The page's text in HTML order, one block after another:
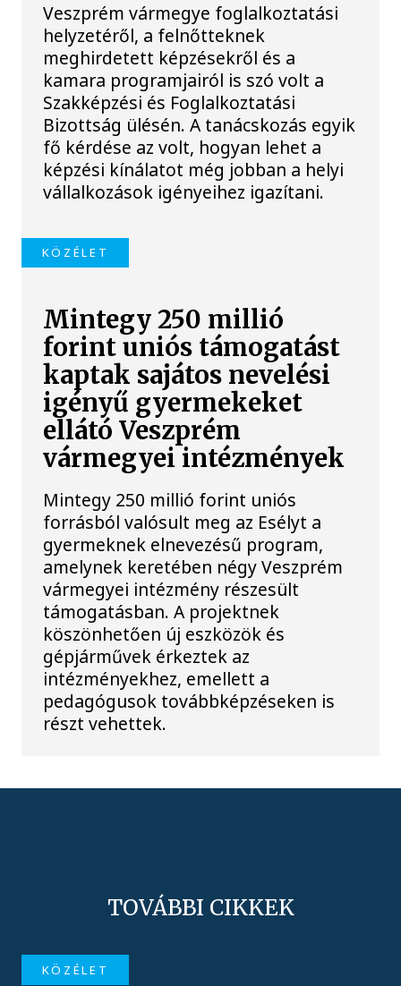
Veszprém vármegye foglalkoztatási
helyzetéről, a felnőtteknek
meghirdetett képzésekről és a
kamara programjairól is szó volt a
Szakképzési és Foglalkoztatási
Bizottság ülésén. A tanácskozás egyik
fő kérdése az volt, hogyan lehet a
képzési kínálatot még jobban a helyi
vállalkozások igényeihez igazítani.
KÖZÉLET
Mintegy 250 millió
forint uniós támogatást
kaptak sajátos nevelési
igényű gyermekeket
ellátó Veszprém
vármegyei intézmények
Mintegy 250 millió forint uniós
forrásból valósult meg az Esélyt a
gyermeknek elnevezésű program,
amelynek keretében négy Veszprém
vármegyei intézmény részesült
támogatásban. A projektnek
köszönhetően új eszközök és
gépjárművek érkeztek az
intézményekhez, emellett a
pedagógusok továbbképzéseken is
részt vehettek.
TOVÁBBI CIKKEK
KÖZÉLET